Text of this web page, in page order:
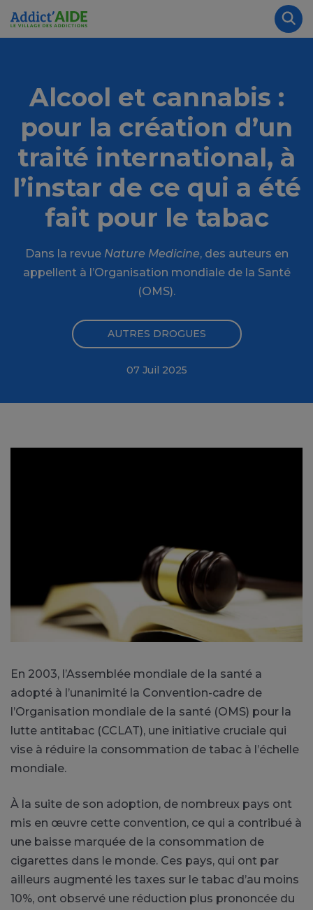
Aller au contenu principal
Alcool et cannabis :
pour la création d’un
traité international, à
l’instar de ce qui a été
fait pour le tabac
Dans la revue Nature Medicine, des auteurs en
appellent à l’Organisation mondiale de la Santé
(OMS).
AUTRES DROGUES
07 Juil 2025
En 2003, l’Assemblée mondiale de la santé a
adopté à l’unanimité la Convention-cadre de
l’Organisation mondiale de la santé (OMS) pour la
lutte antitabac (CCLAT), une initiative cruciale qui
vise à réduire la consommation de tabac à l’échelle
mondiale.
À la suite de son adoption, de nombreux pays ont
mis en œuvre cette convention, ce qui a contribué à
une baisse marquée de la consommation de
cigarettes dans le monde. Ces pays, qui ont par
ailleurs augmenté les taxes sur le tabac d’au moins
10%, ont observé une réduction plus prononcée du
Panneau de gestion des cookies